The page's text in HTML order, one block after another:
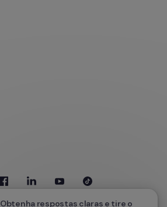
Obtenha respostas claras e tire o